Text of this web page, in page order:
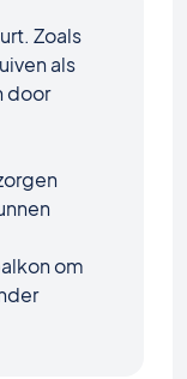
Zoals
als
door
om